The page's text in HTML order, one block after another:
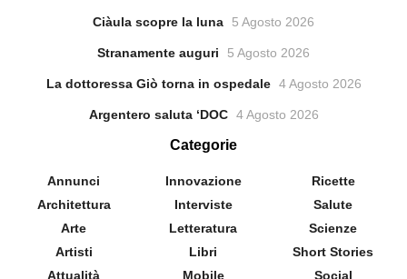
Ciàula scopre la luna 5 Agosto 2026
Stranamente auguri 5 Agosto 2026
La dottoressa Giò torna in ospedale 4 Agosto 2026
Argentero saluta ‘DOC 4 Agosto 2026
Categorie
Annunci
Architettura
Arte
Artisti
Attualità
Innovazione
Interviste
Letteratura
Libri
Mobile
Ricette
Salute
Scienze
Short Stories
Social